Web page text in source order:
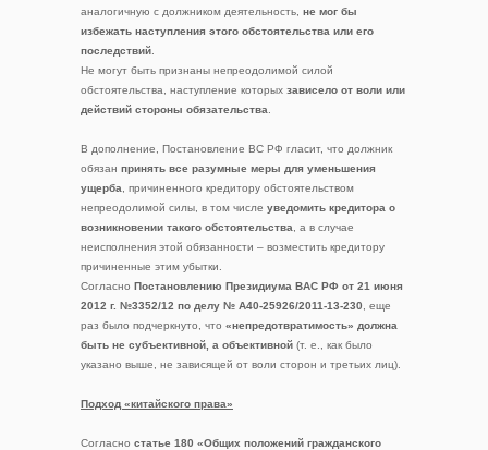
аналогичную с должником деятельность, не мог бы
избежать наступления этого обстоятельства или его
последствий
Не могут быть признаны непреодолимой силой
обстоятельства, наступление которых зависело от воли или
действий стороны обязательства
В дополнение, Постановление ВС РФ гласит, что должник
обязан принять все разумные меры для уменьшения
ущерба , причиненного кредитору обстоятельством
непреодолимой силы, в том числе уведомить кредитора о
возникновении такого обстоятельства , а в случае
неисполнения этой обязанности – возместить кредитору
причиненные этим убытки.
Согласно Постановлению Президиума ВАС РФ от 21 июня
2012 г. №3352/12 по делу № А40-25926/2011-13-230 , еще
раз было подчеркнуто, что «непредотвратимость» должна
быть не субъективной, а объективной (т. е., как было
указано выше, не зависящей от воли сторон и третьих лиц).
Подход «китайского права»
Согласно статье 180 «Общих положений гражданского